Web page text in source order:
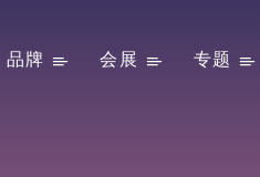
品牌 会展 专题